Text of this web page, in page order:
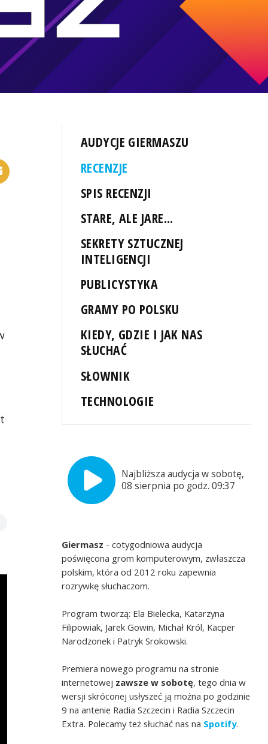
AUDYCJE GIERMASZU
RECENZJE
SPIS RECENZJI
STARE, ALE JARE...
SEKRETY SZTUCZNEJ
INTELIGENCJI
PUBLICYSTYKA
GRAMY PO POLSKU
KIEDY, GDZIE I JAK NAS
SŁUCHAĆ
SŁOWNIK
TECHNOLOGIE
Najbliższa audycja w sobotę,
08 sierpnia po godz. 09:37
Giermasz - cotygodniowa audycja
poświęcona grom komputerowym, zwłaszcza
polskim, która od 2012 roku zapewnia
rozrywkę słuchaczom.
Program tworzą: Ela Bielecka, Katarzyna
Filipowiak, Jarek Gowin, Michał Król, Kacper
Narodzonek i Patryk Srokowski.
Premiera nowego programu na stronie
internetowej zawsze w sobotę, tego dnia w
wersji skróconej usłyszeć ją można po godzinie
9 na antenie Radia Szczecin i Radia Szczecin
Extra. Polecamy też słuchać nas na Spotify.